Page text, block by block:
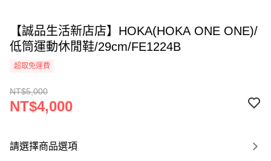
【誠品生活新店店】HOKA(HOKA ONE ONE)/
低筒運動休閒鞋/29cm/FE1224B
超取免運費
NT$5,000
NT$4,000
請選擇商品選項